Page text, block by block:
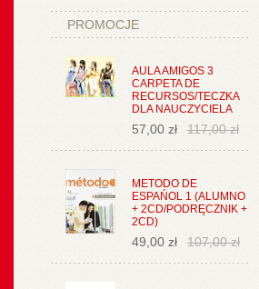
PROMOCJE
AULA AMIGOS 3
CARPETA DE
RECURSOS/TECZKA
DLA NAUCZYCIELA
57,00 zł 117,00 zł
METODO DE
ESPAŃOL 1 (ALUMNO
+ 2CD/PODRĘCZNIK +
2CD)
49,00 zł 107,00 zł